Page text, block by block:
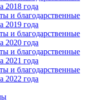
2018 года
и благодарственные
2019 года
и благодарственные
2020 года
и благодарственные
2021 года
и благодарственные
2022 года